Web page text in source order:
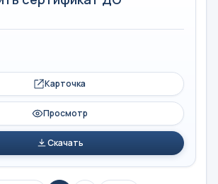
Карточка
Просмотр
Скачать